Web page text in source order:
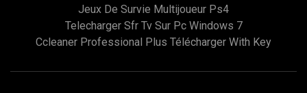
Jeux De Survie Multijoueur Ps4
Telecharger Sfr Tv Sur Pc Windows 7
Ccleaner Professional Plus Télécharger With Key